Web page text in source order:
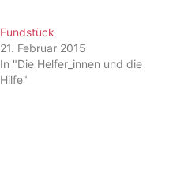
Fundstück
21. Februar 2015
In "Die Helfer_innen und die
Hilfe"